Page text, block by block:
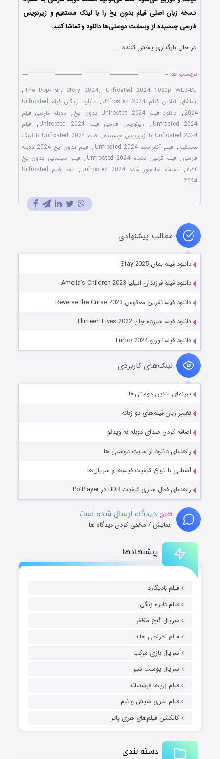
پیشنهادها
فیلم بادیگارد
فیلم دایره زنگی
سریال گنج مظفر
فیلم اخراجی ها ۱
سریال بازی مرکب
سریال پوست شیر
فیلم زن‌ها فرشته‌اند
فیلم متری شیش و نیم
کالکشن فیلم‌های هری پاتر
دسته بندی
نسخه زبان اصلی فیلم بدون یخ را با ‌لینک مستقیم و زیرنویس
فارسی چسبیده از وبسایت دوستی‌ها دانلود و تماشا کنید.
در حال بارگذاری پخش کننده...
برچسب ها
The Pop-Tart Story 2024, Unfrosted 2024 1080p WEB-DL
,
تماشای آنلاین فیلم Unfrosted 2024
,
دانلود رایگان فیلم Unfrosted
2024
, دانلود فیلم Unfrosted 2024 بدون یخ , دوبله فارسی فیلم
Unfrosted 2024
, زیرنویس فارسی فیلم Unfrosted 2024 ,
فیلم
Unfrosted 2024 با زیرنویس چسبیده
,
فیلم Unfrosted 2024 با لینک
مستقیم , فیلم آنفراستد Unfrosted 2024 ,
فیلم بدون یخ 2024 دوبله
فارسی , فیلم تزئین نشده Unfrosted 2024 , فیلم سینمایی بدون یخ
۲۰۲۴ , نسخه سانسور شده Unfrosted 2024 ,
نقد فیلم Unfrosted
2024
مطالب پیشنهادی
دانلود فیلم بمان Stay 2025
دانلود فیلم فرزندان امیلیا Amelia’s Children 2023
دانلود فیلم نفرین معکوس Reverse the Curse 2023
دانلود فیلم سیزده جان Thirteen Lives 2022
دانلود فیلم توربو Turbo 2024
لینک‌های کاربردی
سینمای آنلاین دوستی‌ها
تغییر زبان فیلم‌های دو زبانه
اضافه کردن صدای دوبله به ویدئو
راهنمای دانلود از سایت دوستی ها
آشنایی با انواع کیفیت فیلم‌ها و سریال‌ها
راهنمای فعال سازی کیفیت HDR در PotPlayer
هیچ دیدگاه ارسال شده است
نمایش / مخفی کردن دیدگاه ها